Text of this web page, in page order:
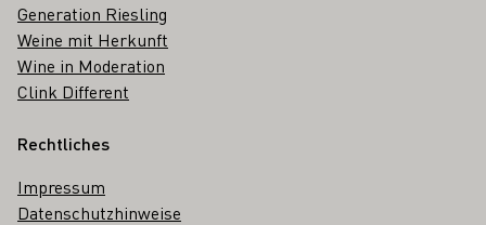
Generation Riesling
Weine mit Herkunft
Wine in Moderation
Clink Different
Rechtliches
Impressum
Datenschutzhinweise